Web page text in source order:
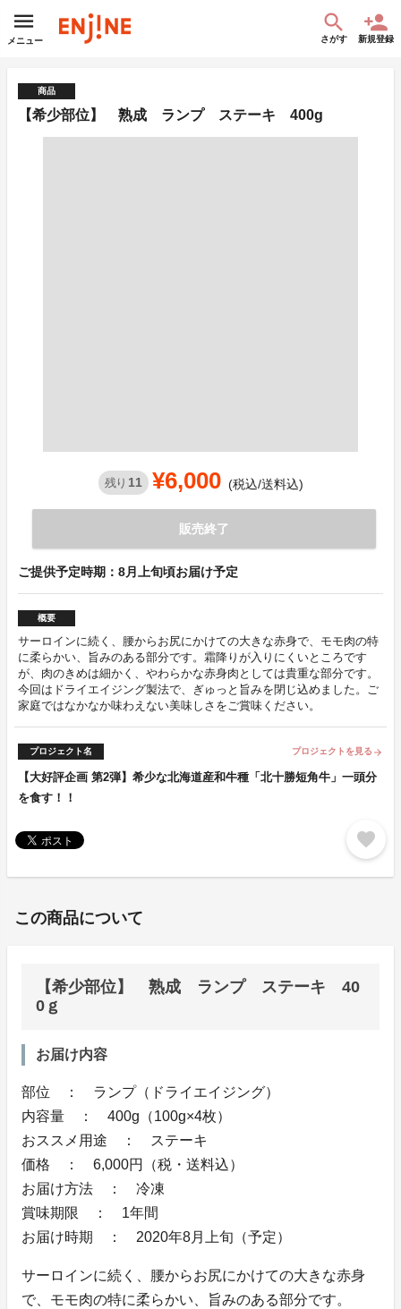
メニュー さがす 新規登録
商品
【希少部位】 熟成 ランプ ステーキ 400g
残り 11 ¥6,000 (税込/送料込)
販売終了
ご提供予定時期：8月上旬頃お届け予定
概要
サーロインに続く、腰からお尻にかけての大きな赤身で、モモ肉の特
に柔らかい、旨みのある部分です。霜降りが入りにくいところです
が、肉のきめは細かく、やわらかな赤身肉としては貴重な部分です。
今回はドライエイジング製法で、ぎゅっと旨みを閉じ込めました。ご
家庭ではなかなか味わえない美味しさをご賞味ください。
プロジェクト名 プロジェクトを見る arrow_forward
【大好評企画 第2弾】希少な北海道産和牛種「北十勝短角牛」一頭分
を食す！！
favorite
この商品について
【希少部位】 熟成 ランプ ステーキ 40
0ｇ
お届け内容
部位 ： ランプ（ドライエイジング）
内容量 ： 400g（100g×4枚）
おススメ用途 ： ステーキ
価格 ： 6,000円（税・送料込）
お届け方法 ： 冷凍
賞味期限 ： 1年間
お届け時期 ： 2020年8月上旬（予定）
サーロインに続く、腰からお尻にかけての大きな赤身
で、モモ肉の特に柔らかい、旨みのある部分です。